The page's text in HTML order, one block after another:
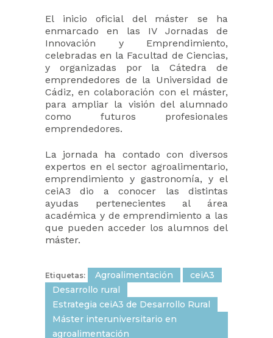
El inicio oficial del máster se ha
enmarcado en las IV Jornadas de
Innovación y Emprendimiento,
celebradas en la Facultad de Ciencias,
y organizadas por la Cátedra de
emprendedores de la Universidad de
Cádiz, en colaboración con el máster,
para ampliar la visión del alumnado
como futuros profesionales
emprendedores.
La jornada ha contado con diversos
expertos en el sector agroalimentario,
emprendimiento y gastronomía, y el
ceiA3 dio a conocer las distintas
ayudas pertenecientes al área
académica y de emprendimiento a las
que pueden acceder los alumnos del
máster.
Etiquetas: Agroalimentación
ceiA3
Desarrollo rural
Estrategia ceiA3 de Desarrollo Rural
Máster interuniversitario en
agroalimentación